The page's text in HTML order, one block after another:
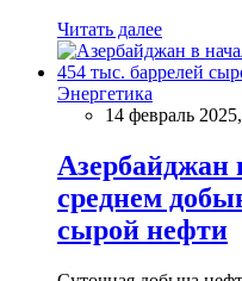
Читать далее
Энергетика
14 февраль
Азербайджан
среднем
сырой нефти